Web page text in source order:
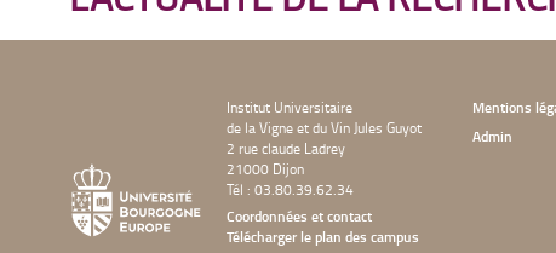
Institut Universitaire
de la Vigne et du Vin Jules Guyot
2 rue claude Ladrey
21000 Dijon
Tél : 03.80.39.62.34
Coordonnées et contact
Télécharger le plan des campus
Mentions
Admin